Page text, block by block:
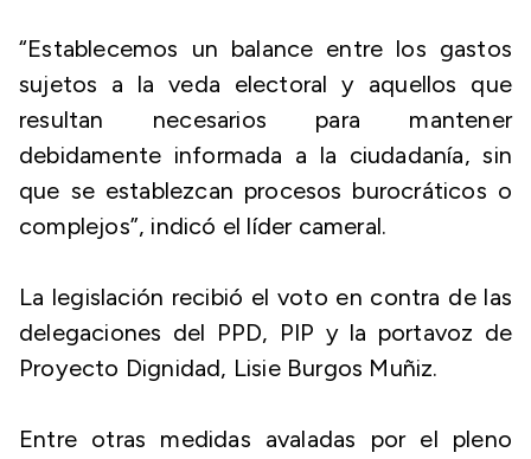
“Establecemos un balance entre los gastos
sujetos a la veda electoral y aquellos que
resultan necesarios para mantener
debidamente informada a la ciudadanía, sin
que se establezcan procesos burocráticos o
complejos”, indicó el líder cameral.
La legislación recibió el voto en contra de las
delegaciones del PPD, PIP y la portavoz de
Proyecto Dignidad, Lisie Burgos Muñiz.
Entre otras medidas avaladas por el pleno